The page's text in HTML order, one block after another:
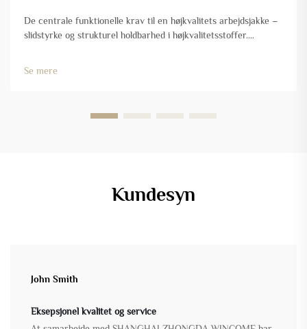
De centrale funktionelle krav til en højkvalitets arbejdsjakke –
slidstyrke og strukturel holdbarhed i højkvalitetsstoffer.
Se mere
Kundesyn
John Smith
Eksepsjonel kvalitet og service